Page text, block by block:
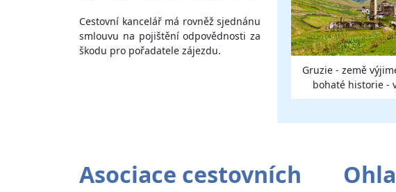
Cestovní kancelář má rovněž sjednánu
smlouvu na pojištění odpovědnosti za
škodu pro pořadatele zájezdu.
Gruzie - země
bohaté historie -
Asociace cestovních